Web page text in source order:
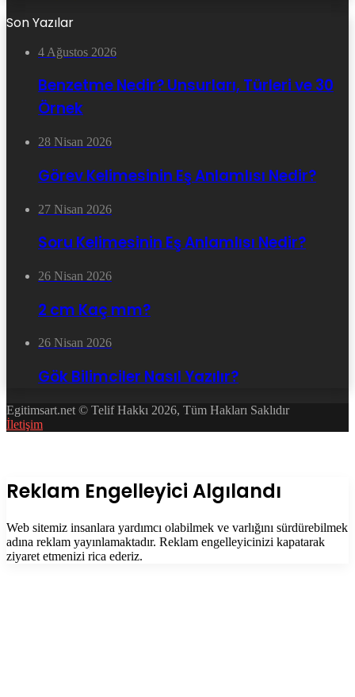
Son Yazılar
4 Ağustos 2026
Benzetme Nedir? Unsurları, Türleri ve 30
Örnek
28 Nisan 2026
Görev Kelimesinin Eş Anlamlısı Nedir?
27 Nisan 2026
Soru Kelimesinin Eş Anlamlısı Nedir?
26 Nisan 2026
2 cm Kaç mm?
26 Nisan 2026
Gök Bilimciler Nasıl Yazılır?
Egitimsart.net © Telif Hakkı 2026, Tüm Hakları Saklıdır
İletişim
Kapalı
Reklam Engelleyici Algılandı
Web sitemiz insanlara yardımcı olabilmek ve varlığını sürdürebilmek
adına reklam yayınlamaktadır. Reklam engelleyicinizi kapatarak
ziyaret etmenizi rica ederiz.